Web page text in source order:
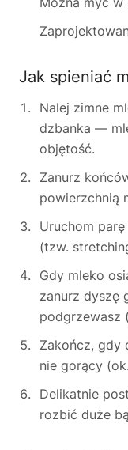
Jak spieniać
Nalej zimne
dzbanka —
objętość.
Zanurz
powierzchnią
Uruchom
(tzw.
Gdy mleko
zanurz dyszę
podgrzewasz
Zakończ, gdy
nie gorący
Delikatnie
rozbić duże